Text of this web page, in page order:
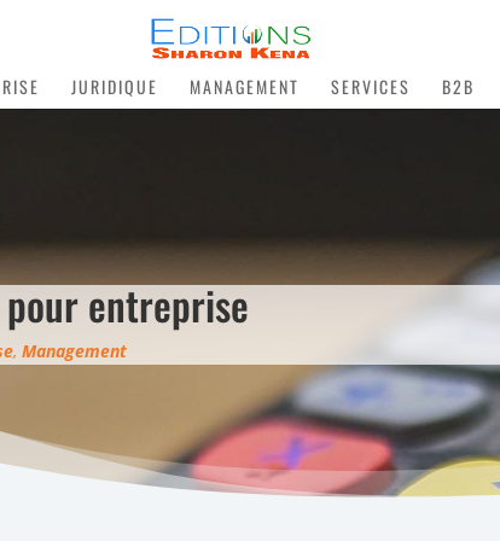
JURIDIQUE MANAGEMENT SERVICES B2B
entreprise
,Management